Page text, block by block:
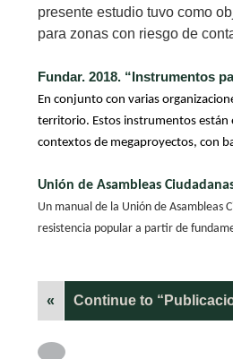
presente estudio tuvo como
para zonas con riesgo de
Fundar. 2018. “Instrumentos
En conjunto con varias
territorio. Estos instrumentos están
contextos de megaproyectos, con
Unión de Asambleas
Un manual de la Unión de Asambleas
resistencia popular a partir de
« Continue to